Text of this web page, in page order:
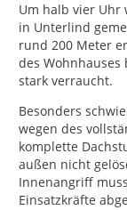
Um halb vier Uhr
in Unterlind
rund 200 Meter
des
stark verraucht.
Besonders
wegen des
komplette
außen nicht
Innenangriff
Einsatzkräfte